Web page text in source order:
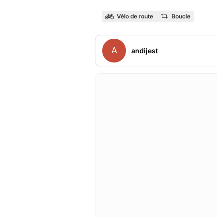
Vélo de route Boucle
A andijest